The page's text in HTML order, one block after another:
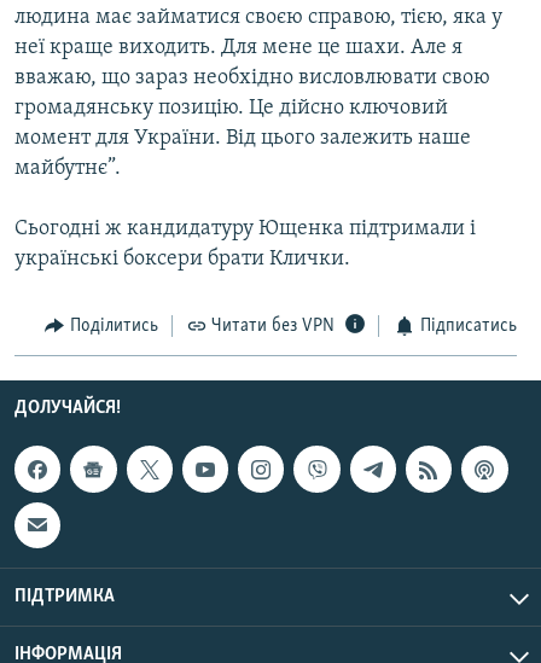
Усі сайти RFE/RL
людина має займатися своєю справою, тією, яка у
неї краще виходить. Для мене це шахи. Але я
вважаю, що зараз необхідно висловлювати свою
громадянську позицію. Це дійсно ключовий
момент для України. Від цього залежить наше
майбутнє”.
Сьогодні ж кандидатуру Ющенка підтримали і
українські боксери брати Клички.
Поділитись Читати без VPN Підписатись
ДОЛУЧАЙСЯ!
ПІДТРИМКА
ІНФОРМАЦІЯ